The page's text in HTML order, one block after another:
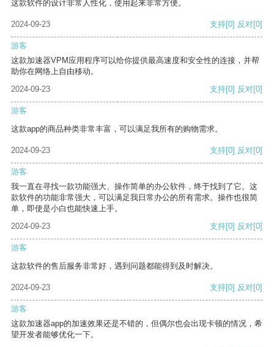
这款软件的设计非常人性化，使用起来非常方便。
2024-09-23 支持[0] 反对[0]
游客
这款加速器VPM应用程序可以给你提供最高速度和安全性的连接，并帮
助你在网络上自由移动。
2024-09-23
支持[0] 反对[0]
游客
这款app的商品种类非常丰富，可以满足我所有的购物需求。
2024-09-23 支持[0] 反对[0]
游客
我一直在寻找一款功能强大、操作简单的办公软件，终于找到了它。这
款软件的功能非常强大，可以满足我日常办公的所有需求。操作也很简
单，即使是小白也能快速上手。
2024-09-23
支持[0] 反对[0]
游客
这款软件的售后服务非常好，遇到问题都能得到及时解决。
2024-09-23 支持[0] 反对[0]
游客
这款加速器app的加速效果还是不错的，但偶尔也会出现卡顿的情况，希
望开发者能够优化一下。